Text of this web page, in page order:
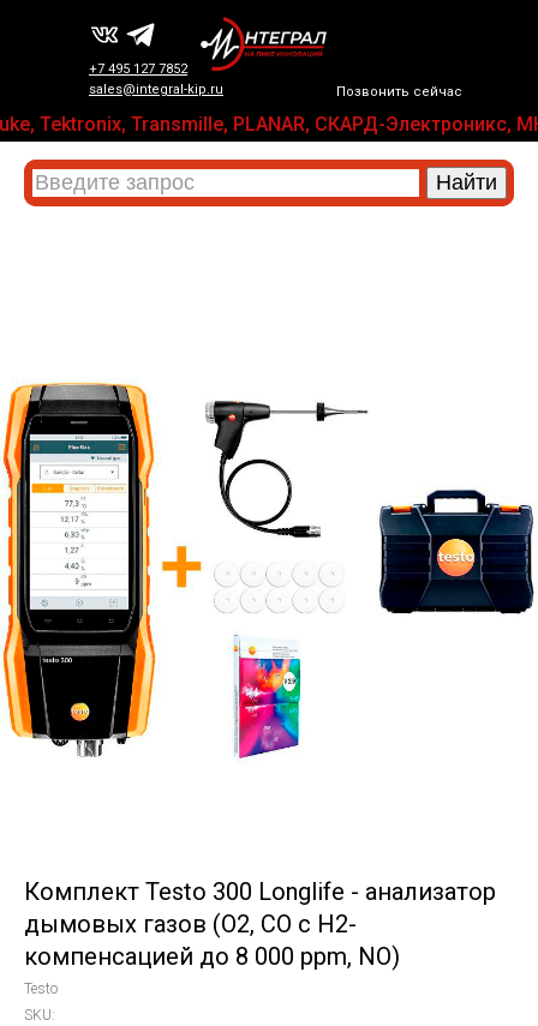
Позвонить сейчас
+7 495 127 7852
sales@integral-kip.ru
Transmille, PLANAR, СКАРД-Электроникс,
Комплект Testo 300 Longlife - анализатор
дымовых газов (O2, СО с H2-
компенсацией до 8 000 ppm, NO)
Testo
SKU: